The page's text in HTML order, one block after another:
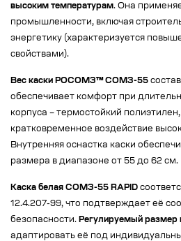
высоким температурам. Она
промышленности, включая
энергетику (характеризуется
свойствами).
Вес каски РОСОМЗ™ СОМЗ-55
обеспечивает комфорт при
корпуса – термостойкий
кратковременное воздействие
Внутренняя оснастка каски
размера в диапазоне от 55 до 62 см.
Каска белая СОМЗ-55 RAPID
12.4.207-99, что подтверждает её
безопасности. Регулируемый размер
адаптировать её под